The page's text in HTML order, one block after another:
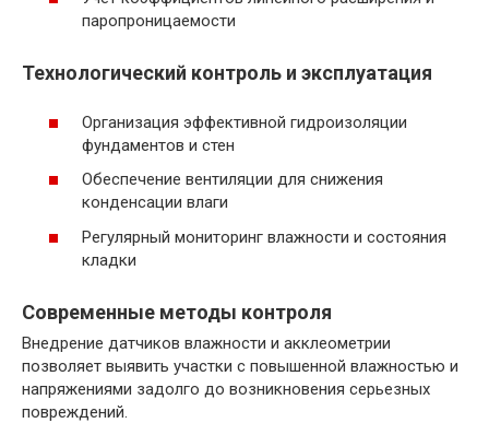
паропроницаемости
Технологический контроль и эксплуатация
Организация эффективной гидроизоляции
фундаментов и стен
Обеспечение вентиляции для снижения
конденсации влаги
Регулярный мониторинг влажности и состояния
кладки
Современные методы контроля
Внедрение датчиков влажности и акклеометрии
позволяет выявить участки с повышенной влажностью и
напряжениями задолго до возникновения серьезных
повреждений.